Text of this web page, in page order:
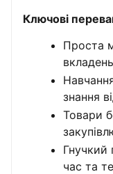
Ключові
Проста
знання
Товари
Гнучкий
час та